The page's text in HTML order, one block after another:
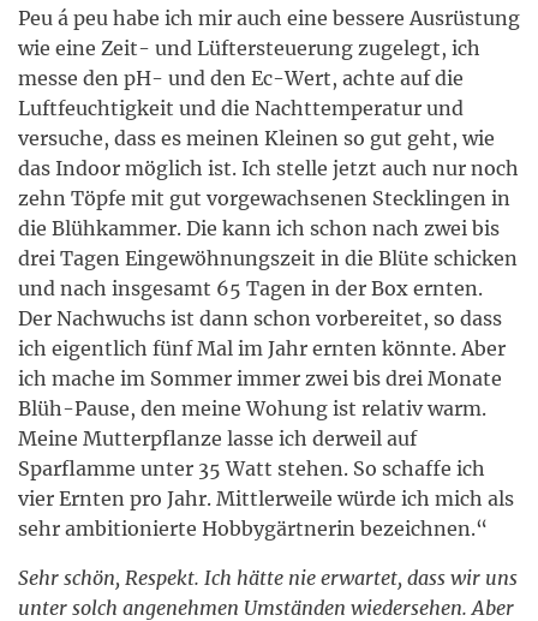
Peu á peu habe ich mir auch eine bessere Ausrüstung
wie eine Zeit- und Lüftersteuerung zugelegt, ich
messe den pH- und den Ec-Wert, achte auf die
Luftfeuchtigkeit und die Nachttemperatur und
versuche, dass es meinen Kleinen so gut geht, wie
das Indoor möglich ist. Ich stelle jetzt auch nur noch
zehn Töpfe mit gut vorgewachsenen Stecklingen in
die Blühkammer. Die kann ich schon nach zwei bis
drei Tagen Eingewöhnungszeit in die Blüte schicken
und nach insgesamt 65 Tagen in der Box ernten.
Der Nachwuchs ist dann schon vorbereitet, so dass
ich eigentlich fünf Mal im Jahr ernten könnte. Aber
ich mache im Sommer immer zwei bis drei Monate
Blüh-Pause, den meine Wohung ist relativ warm.
Meine Mutterpflanze lasse ich derweil auf
Sparflamme unter 35 Watt stehen. So schaffe ich
vier Ernten pro Jahr. Mittlerweile würde ich mich als
sehr ambitionierte Hobbygärtnerin bezeichnen.“
Sehr schön, Respekt. Ich hätte nie erwartet, dass wir uns
unter solch angenehmen Umständen wiedersehen. Aber